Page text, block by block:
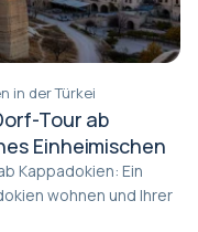
in der Türkei
Tour ab
Einheimischen
Kappadokien: Ein